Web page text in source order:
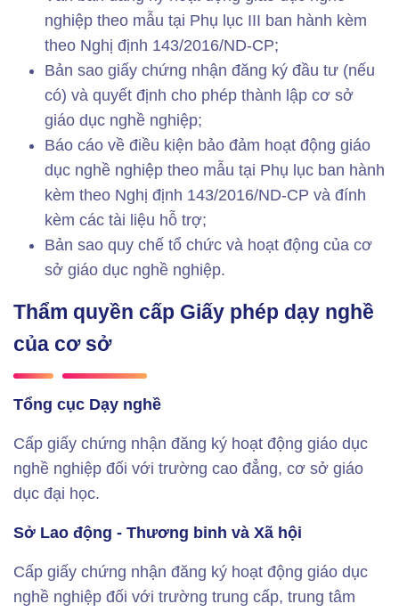
nghiệp theo mẫu tại Phụ lục III ban hành kèm
theo Nghị định 143/2016/ND-CP;
Bản sao giấy chứng nhận đăng ký đầu tư (nếu
có) và quyết định cho phép thành lập cơ sở
giáo dục nghề nghiệp;
Báo cáo về điều kiện bảo đảm hoạt động giáo
dục nghề nghiệp theo mẫu tại Phụ lục ban hành
kèm theo Nghị định 143/2016/ND-CP và đính
kèm các tài liệu hỗ trợ;
Bản sao quy chế tổ chức và hoạt động của cơ
sở giáo dục nghề nghiệp.
Thẩm quyền cấp Giấy phép dạy nghề
của cơ sở
Tổng cục Dạy nghề
Cấp giấy chứng nhận đăng ký hoạt động giáo dục
nghề nghiệp đối với trường cao đẳng, cơ sở giáo
dục đại học.
Sở Lao động - Thương binh và Xã hội
Cấp giấy chứng nhận đăng ký hoạt động giáo dục
nghề nghiệp đối với trường trung cấp, trung tâm